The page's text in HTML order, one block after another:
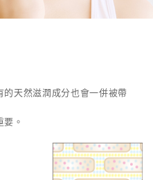
天然滋潤成分也會一併被帶
。